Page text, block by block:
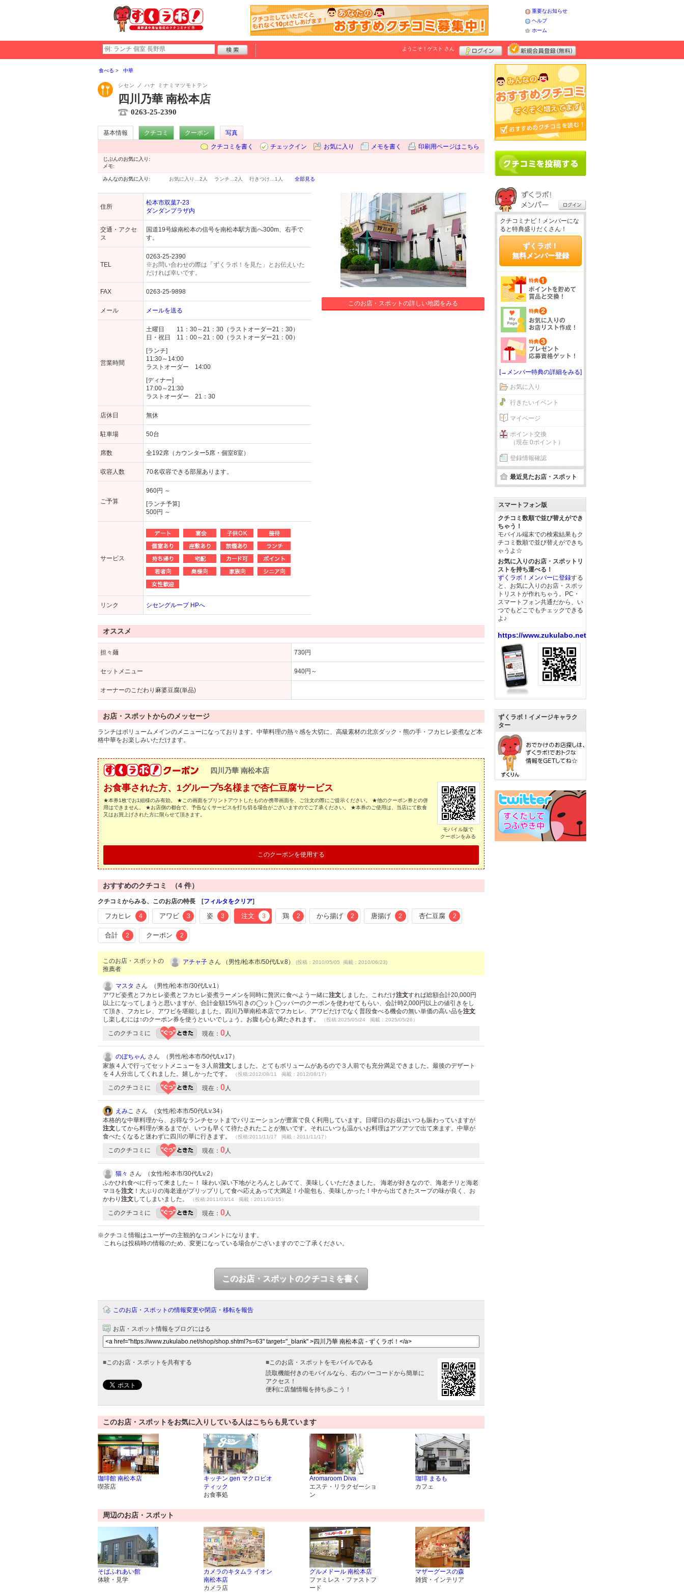
重要なお知らせ
ヘルプ
ホーム
ようこそ！ ゲスト さん
食べる 中華
シセン ノ ハナ ミナミマツモトテン
四川乃華 南松本店
0263-25-2390
基本情報 クチコミ クーポン
写真
クチコミを書く
チェックイン お気に入り メモを書く 印刷用ページはこちら
じぶんのお気に入り:
メモ:
みんなのお気に入り: お気に入り… 2人 ランチ… 2人 行きつけ… 1人 全部見る
住所
松本市双葉7-23
ダンダンプラザ内
交通・アクセ
ス
国道19号線南松本の信号を南松本駅方面へ300m、右手で
す。
TEL
0263-25-2390
※お問い合わせの際は「ずくラボ！を見た」とお伝えいた
だければ幸いです。
FAX 0263-25-9898
メール メールを送る
営業時間
土曜日 11：30～21：30（ラストオーダー21：30）
日・祝日 11：00～21：00（ラストオーダー21：00）
[ランチ]
11:30～14:00
ラストオーダー 14:00
[ディナー]
17:00～21:30
ラストオーダー 21：30
店休日 無休
駐車場 50台
席数 全192席（カウンター5席・個室8室）
収容人数 70名収容できる部屋あります。
ご予算
960円 ～
[ランチ予算]
500円 ～
サービス
リンク シセングループ HPへ
このお店・スポットの詳しい地図をみる
オススメ
担々麺 730円
セットメニュー 940円～
オーナーのこだわり麻婆豆腐(単品)
お店・スポットからのメッセージ
ランチはボリュームメインのメニューになっております。中華料理の熱々感を大切に、高級素材の北京ダック・熊の手・フカヒレ姿煮など本
格中華をお楽しみいただけます。
四川乃華 南松本店
お食事された方、1グループ5名様まで杏仁豆腐サービス
★本券1枚でお1組様のみ有効。 ★この画面をプリントアウトしたものか携帯画面を、ご注文の際にご提示ください。 ★他のクーポン券との併
用はできません。 ★お店側の都合で、予告なくサービスを打ち切る場合がございますのでご了承ください。 ★本券のご使用は、当店にて飲食
又はお買上げされた方に限らせて頂きます。
モバイル版で
クーポンをみる
このクーポンを使用する
おすすめのクチコミ （4 件）
クチコミからみる、このお店の特長 [フィルタをクリア]
フカヒレ 4 アワビ 3 姿 3 注文 3 鶏 2 から揚げ 2 唐揚げ 2 杏仁豆腐 2
合計 2 クーポン 2
このお店・スポットの
推薦者
アチャ子 さん （男性/松本市/50代/Lv.8） (投稿：2010/05/05 掲載：2010/06/23)
マスタ さん （男性/松本市/30代/Lv.1）
アワビ姿煮とフカヒレ姿煮とフカヒレ姿煮ラーメンを同時に贅沢に食べよう一緒に注文しました。これだけ注文すれば総額合計20,000円
以上になってしまうと思いますが、合計金額15%引きの◯ット◯ッパーのクーポンを使わせてもらい、会計時2,000円以上の値引きをし
て頂き、フカヒレ、アワビを堪能しました。四川乃華南松本店でフカヒレ、アワビだけでなく普段食べる機会の無い単価の高い品を注文
し楽しむには↑のクーポン券を使うといいでしょう。お腹も心も満たされます。
（投稿:2025/05/24 掲載：2025/05/26）
このクチコミに 現在： 0人
のぼちゃん さん （男性/松本市/50代/Lv.17）
家族４人で行ってセットメニューを３人前注文しました。とてもボリュームがあるので３人前でも充分満足できました。最後のデザート
を４人分出してくれました。嬉しかったです。
（投稿:2012/08/11 掲載：2012/08/17）
このクチコミに 現在： 0人
えみこ さん （女性/松本市/50代/Lv.34）
本格的な中華料理から、お得なランチセットまでバリエーションが豊富で良く利用しています。日曜日のお昼はいつも賑わっていますが
注文してから料理が来るまでが、いつも早くて待たされたことが無いです。それにいつも温かいお料理はアツアツで出て来ます。中華が
食べたくなると迷わずに四川の華に行きます。
（投稿:2011/11/17 掲載：2011/11/17）
このクチコミに 現在： 0人
猫々 さん （女性/松本市/30代/Lv.2）
ふかひれ食べに行って来ました～！ 味わい深い下地がとろんとしみてて、美味しくいただきました。 海老が好きなので、海老チリと海老
マヨを注文 ！大ぶりの海老達がプリップリして食べ応えあって大満足！小龍包も、美味しかった！中から出てきたスープの味が良く、お
かわり 注文してしまいました。 （投稿:2011/03/14 掲載：2011/03/15）
このクチコミに 現在： 0人
※クチコミ情報はユーザーの主観的なコメントになります。
これらは投稿時の情報のため、変更になっている場合がございますのでご了承ください。
このお店・スポットのクチコミを書く
このお店・スポットの情報変更や閉店・移転を報告
お店・スポット情報をブログにはる
■このお店・スポットを共有する ■このお店・スポットをモバイルでみる
読取機能付きのモバイルなら、右のバーコードから簡単に
アクセス！
便利に店舗情報を持ち歩こう！
このお店・スポットをお気に入りしている人はこちらも見ています
珈琲館 南松本店
喫茶店
キッチン gen マクロビオ
ティック
お食事処
Aromaroom Diva
エステ・リラクゼーショ
ン
珈琲 まるも
カフェ
周辺のお店・スポット
そばふれあい館
体験・見学
カメラのキタムラ イオン
南松本店
カメラ店
グルメドール 南松本店
ファミレス・ファストフ
ード
マザーグースの森
雑貨・インテリア
クチコミナビ！メンバーにな
ると特典盛りだくさん！
ずくラボ！
無料メンバー登録
[→メンバー特典の詳細をみる]
お気に入り
行きたいイベント
マイページ
ポイント交換
（現在 0ポイント）
登録情報確認
最近見たお店・スポット
スマートフォン版
クチコミ数順で並び替えができ
ちゃう！
モバイル端末での検索結果もク
チコミ数順で並び替えができち
ゃうよ☆
お気に入りのお店・スポットリ
ストを持ち運べる！
ずくラボ！メンバーに登録する
と、お気に入りのお店・スポッ
トリストが作れちゃう。PC・
スマートフォン共通だから、い
つでもどこでもチェックできる
よ♪
https://www.zukulabo.net/
ずくラボ！イメージキャラク
ター